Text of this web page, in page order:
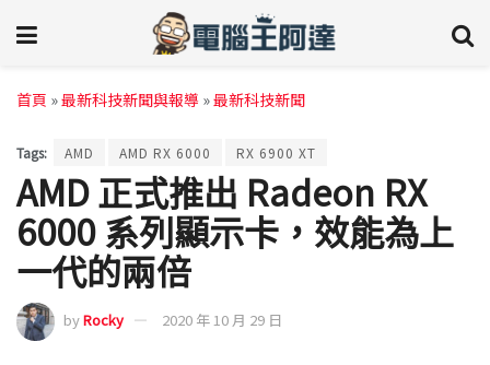
首頁 »最新科技新聞與報導 »最新科技新聞
Tags: AMD AMD RX 6000 RX 6900 XT
AMD 正式推出 Radeon RX
6000 系列顯示卡，效能為上
一代的兩倍
byRocky 2020 年 10 月 29 日